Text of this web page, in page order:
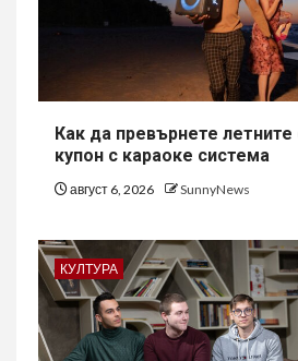
Как да превърнете летните
купон с караоке система
август 6, 2026 SunnyNews
КУЛТУРА